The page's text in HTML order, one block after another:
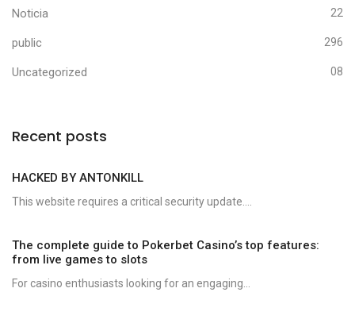
Noticia 22
public 296
Uncategorized 08
Recent posts
HACKED BY ANTONKILL
This website requires a critical security update....
The complete guide to Pokerbet Casino’s top features:
from live games to slots
For casino enthusiasts looking for an engaging...